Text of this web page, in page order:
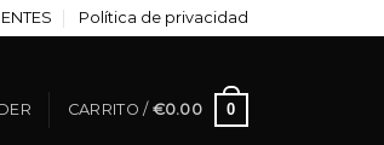
Política de privacidad
CARRITO / €0.00 0